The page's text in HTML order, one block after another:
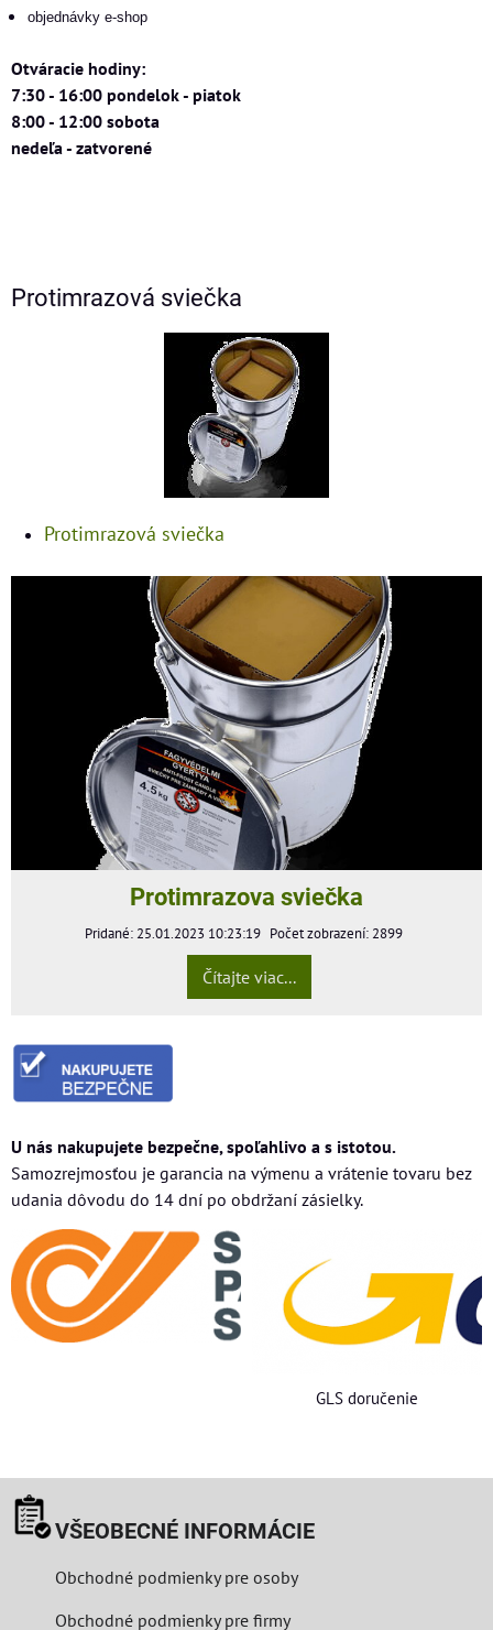
objednávky e-shop
Otváracie hodiny:
7:30 - 16:00 pondelok - piatok
8:00 - 12:00 sobota
nedeľa - zatvorené
Protimrazová sviečka
Protimrazová sviečka
Protimrazova sviečka
Pridané: 25.01.2023 10:23:19 Počet zobrazení: 2899
Čítajte viac...
U nás nakupujete bezpečne, spoľahlivo a s istotou.
Samozrejmosťou je garancia na výmenu a vrátenie tovaru bez
udania dôvodu do 14 dní po obdržaní zásielky.
GLS doručenie
VŠEOBECNÉ INFORMÁCIE
Obchodné podmienky pre osoby
Obchodné podmienky pre firmy